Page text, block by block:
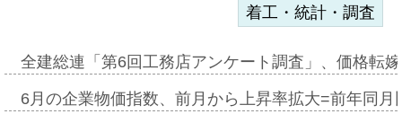
着工・統計・調査
全建総連「第6回工務店アンケート調査」、価格転
6月の企業物価指数、前月から上昇率拡大=前年同